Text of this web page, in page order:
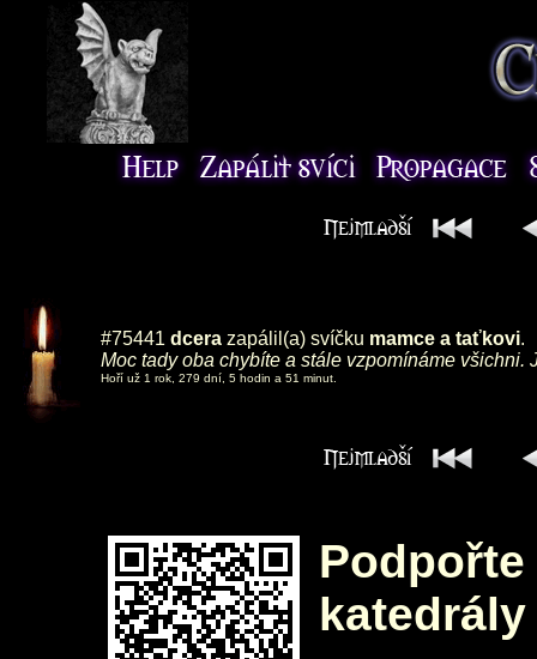
#75441 dcera zapálil(a) svíčku mamce a taťkovi.
Moc tady oba chybíte a stále vzpomínáme všichni.
Hoří už 1 rok, 279 dní, 5 hodin a 51 minut.
katedrály